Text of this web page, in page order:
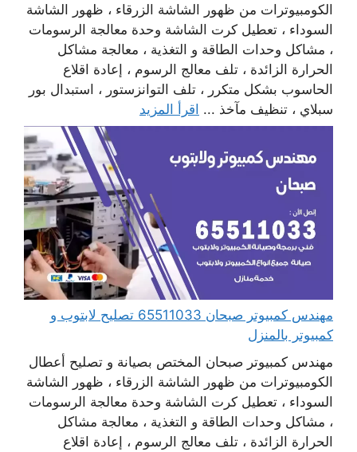
الكومبيوترات من ظهور الشاشة الزرقاء ، ظهور الشاشة
السوداء ، تعطيل كرت الشاشة وحدة معالجة الرسومات
، مشاكل وحدات الطاقة و التغذية ، معالجة مشاكل
الحرارة الزائدة ، تلف معالج الرسوم ، إعادة اقلاع
الحاسوب بشكل متكرر ، تلف التوانزستور ، استبدال بور
سبلاي ، تنظيف مآخذ ... اقرأ المزيد
مهندس كمبيوتر صبحان 65511033 تصليح لابتوب و
كمبيوتر بالمنزل
مهندس كمبيوتر صبحان المختص بصيانة و تصليح أعطال
الكومبيوترات من ظهور الشاشة الزرقاء ، ظهور الشاشة
السوداء ، تعطيل كرت الشاشة وحدة معالجة الرسومات
، مشاكل وحدات الطاقة و التغذية ، معالجة مشاكل
الحرارة الزائدة ، تلف معالج الرسوم ، إعادة اقلاع